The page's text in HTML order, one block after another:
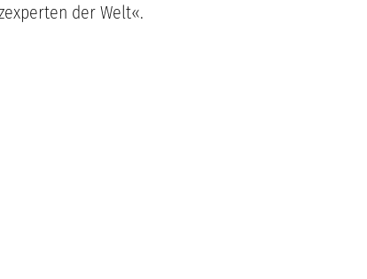
der Welt«.